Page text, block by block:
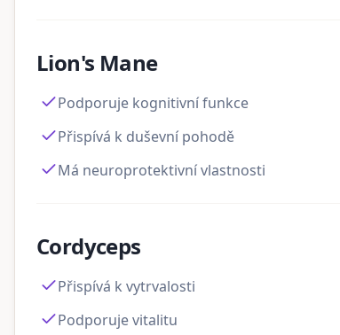
Lion's Mane
Podporuje kognitivní funkce
Přispívá k duševní pohodě
Má neuroprotektivní vlastnosti
Cordyceps
Přispívá k vytrvalosti
Podporuje vitalitu